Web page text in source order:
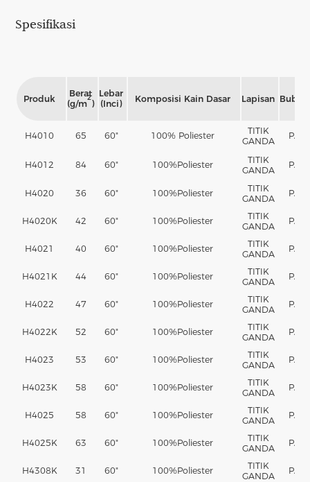
Spesifikasi
Produk
Berat
(g/m
2
)
Lebar
(Inci)
Komposisi Kain Dasar Lapisan Bubuk
H4010 65 60" 100% Poliester
TITIK
GANDA
PA
H4012 84 60" 100%Poliester
TITIK
GANDA
PA
H4020 36 60" 100%Poliester
TITIK
GANDA
PA
H4020K 42 60" 100%Poliester
TITIK
GANDA
PA
H4021 40 60" 100%Poliester
TITIK
GANDA
PA
H4021K 44 60" 100%Poliester
TITIK
GANDA
PA
H4022 47 60" 100%Poliester
TITIK
GANDA
PA
H4022K 52 60" 100%Poliester
TITIK
GANDA
PA
H4023 53 60" 100%Poliester
TITIK
GANDA
PA
H4023K 58 60" 100%Poliester
TITIK
GANDA
PA
H4025 58 60" 100%Poliester
TITIK
GANDA
PA
H4025K 63 60" 100%Poliester
TITIK
GANDA
PA
H4308K 31 60" 100%Poliester
TITIK
GANDA
PA